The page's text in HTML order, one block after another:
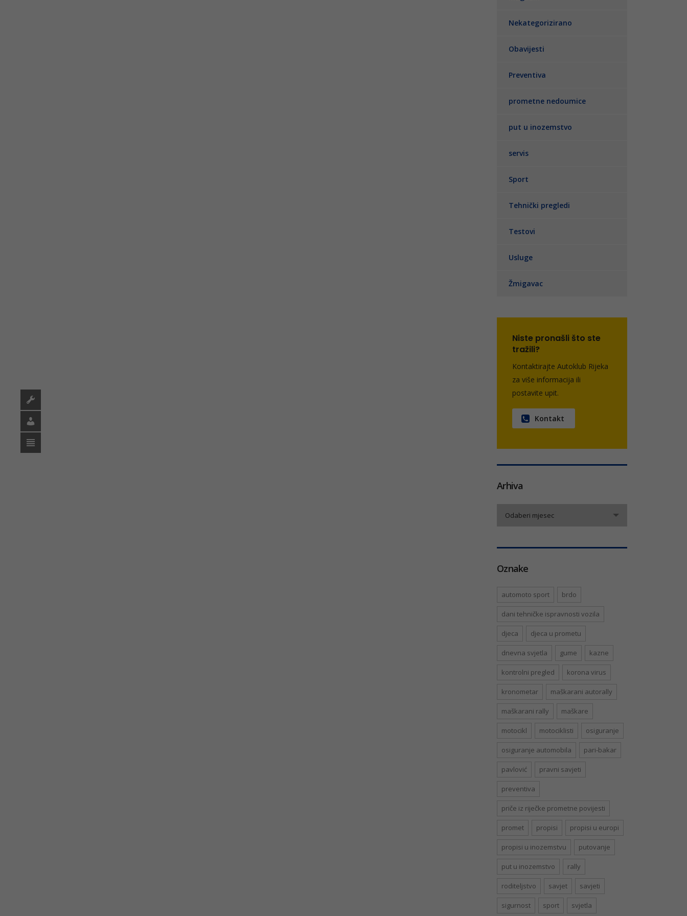
Nekategorizirano
Obavijesti
Preventiva
prometne nedoumice
put u inozemstvo
servis
Sport
Tehnički pregledi
Testovi
Usluge
Žmigavac
Niste pronašli što ste
tražili?
Kontaktirajte Autoklub Rijeka
za više informacija ili
postavite upit.
Kontakt
Arhiva
Odaberi mjesec
Oznake
automoto sport brdo
dani tehničke ispravnosti vozila
djeca djeca u prometu
dnevna svjetla gume kazne
kontrolni pregled korona virus
kronometar maškarani autorally
maškarani rally maškare
motocikl motociklisti osiguranje
osiguranje automobila pari-bakar
pavlović pravni savjeti
preventiva
priče iz riječke prometne povijesti
promet propisi propisi u europi
propisi u inozemstvu putovanje
put u inozemstvo rally
roditeljstvo savjet savjeti
sigurnost sport svjetla